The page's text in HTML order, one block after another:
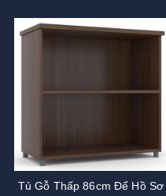
Tủ Gỗ Thấp 86cm Để Hồ Sơ